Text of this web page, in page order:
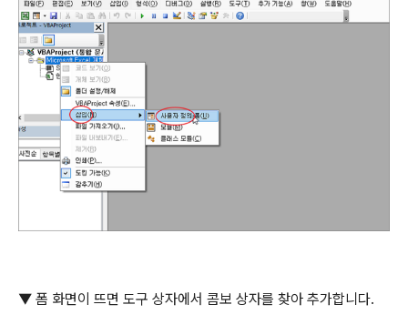
▼ 폼 화면이 뜨면 도구 상자에서 콤보 상자를 찾아 추가합니다.